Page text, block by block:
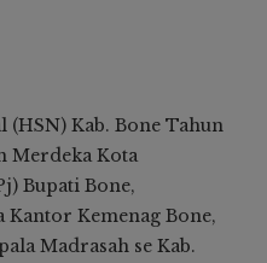
Kab. Bone Tahun
Merdeka Kota
Bupati Bone,
Kemenag Bone,
Madrasah se Kab.